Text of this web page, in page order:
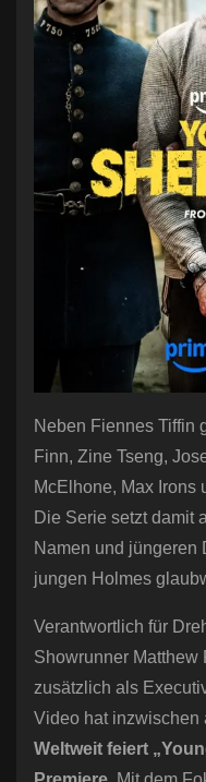
Neben Fiennes Tiffin
Finn, Zine Tseng,
McElhone, Max Irons
Die Serie setzt damit
Namen und jüngeren
jungen Holmes
Verantwortlich für
Showrunner Matthew
zusätzlich als
Video hat inzwischen
Weltweit feiert